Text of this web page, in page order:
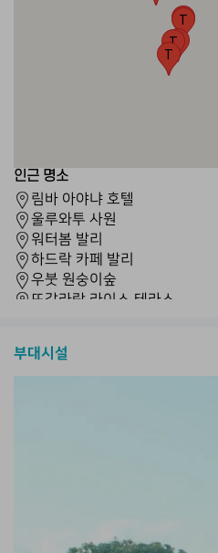
T
T
T
F
인근 명소
림바 아야냐 호텔
울루와투 사원
워터봄 발리
하드락 카페 발리
우붓 원숭이숲
뜨갈라랑 라이스 테라스
부대시설